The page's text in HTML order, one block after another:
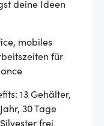
deine Ideen
mobiles
für
13 Gehälter,
30 Tage